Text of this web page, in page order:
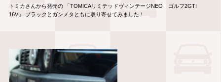
トミカさんから発売の 「TOMICAリミテッドヴィンテージNEO ゴルフ2GTI
16V」 ブラックとガンメタともに取り寄せてみました！